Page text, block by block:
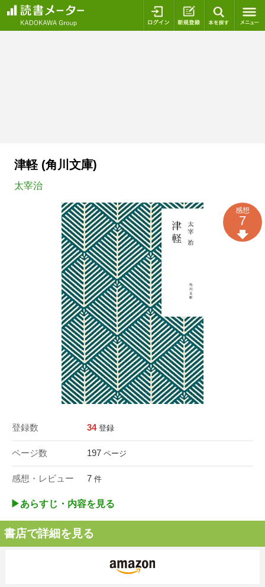
ログイン 新規登録
津軽 (角川文庫)
太宰治
登録数 34 登録
ページ数 197 ページ
感想・レビュー 7 件
感想
7
▶︎あらすじ・内容を見る
書店で詳細を見る